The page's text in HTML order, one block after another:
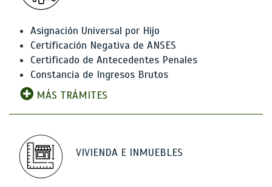
Asignación Universal por Hijo
Certificación Negativa de ANSES
Certificado de Antecedentes Penales
Constancia de Ingresos Brutos
MÁS TRÁMITES
VIVIENDA E INMUEBLES